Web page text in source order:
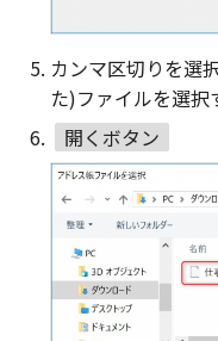
カンマ区切りを選
た)ファイルを選択
開くボタン